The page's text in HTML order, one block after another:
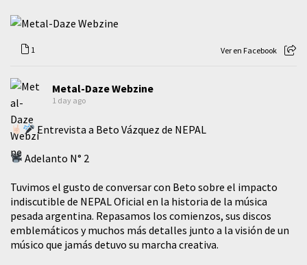
1 Ver en Facebook
Metal-Daze Webzine
1 day ago
Entrevista a Beto Vázquez de NEPAL
Adelanto N° 2
Tuvimos el gusto de conversar con Beto sobre el impacto
indiscutible de NEPAL Oficial en la historia de la música
pesada argentina. Repasamos los comienzos, sus discos
emblemáticos y muchos más detalles junto a la visión de un
músico que jamás detuvo su marcha creativa.